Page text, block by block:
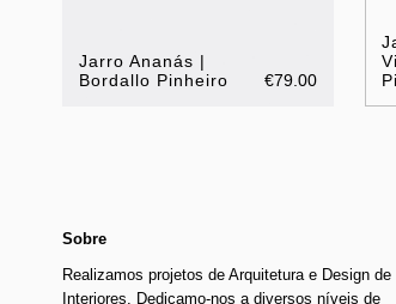
Jarro Ananás |
Bordallo Pinheiro
€79.00
Sobre
Realizamos projetos de Arquitetura e Design de
Interiores. Dedicamo-nos a diversos níveis de